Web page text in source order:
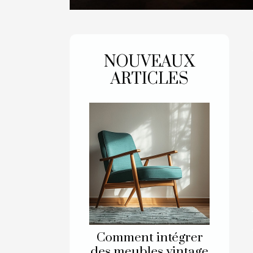
NOUVEAUX
ARTICLES
Comment intégrer